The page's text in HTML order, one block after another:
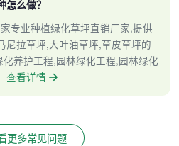
么做？
专业种植绿化草坪直销厂家,提供
尼拉草坪,大叶油草坪,草皮草坪的
养护工程,园林绿化工程,园林绿化
查看详情
更多常见问题